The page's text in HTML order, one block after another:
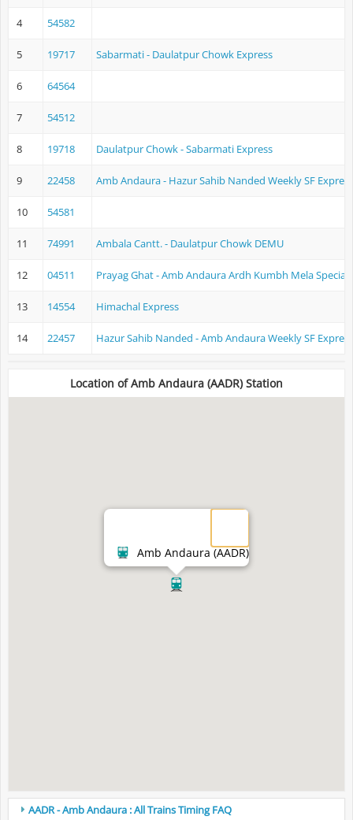
4 54582
5 19717 Sabarmati - Daulatpur Chowk Express
6 64564
7 54512
8 19718 Daulatpur Chowk - Sabarmati Express
9 22458 Amb Andaura - Hazur Sahib Nanded Weekly SF Express
10 54581
11 74991 Ambala Cantt. - Daulatpur Chowk DEMU
12 04511 Prayag Ghat - Amb Andaura Ardh Kumbh Mela Special
13 14554 Himachal Express
14 22457 Hazur Sahib Nanded - Amb Andaura Weekly SF Express
Location of Amb Andaura (AADR) Station
Amb Andaura (AADR)
AADR - Amb Andaura : All Trains Timing FAQ